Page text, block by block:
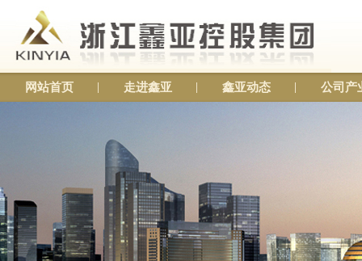
网站首页 走进鑫亚 鑫亚动态 公司产